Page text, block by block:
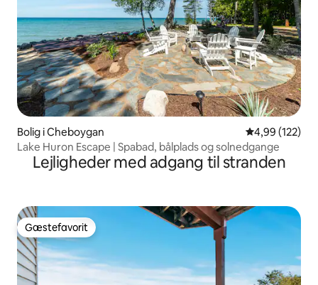
Bolig i Cheboygan 4,99 ud af 5 i
4,99 (122)
Lake Huron Escape | Spabad, bålplads og solnedgange
Lejligheder med adgang til stranden
Gæstefavorit
Gæstefavorit